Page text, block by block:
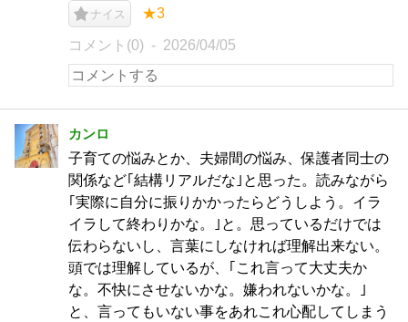
ナイス ★3
コメント(0) 2026/04/05
カンロ
子育ての悩みとか、夫婦間の悩み、保護者同士の
関係など｢結構リアルだな｣と思った。読みながら
｢実際に自分に振りかかったらどうしよう。イラ
イラして終わりかな。｣と。思っているだけでは
伝わらないし、言葉にしなければ理解出来ない。
頭では理解しているが、｢これ言って大丈夫か
な。不快にさせないかな。嫌われないかな。｣
と、言ってもいない事をあれこれ心配してしまう